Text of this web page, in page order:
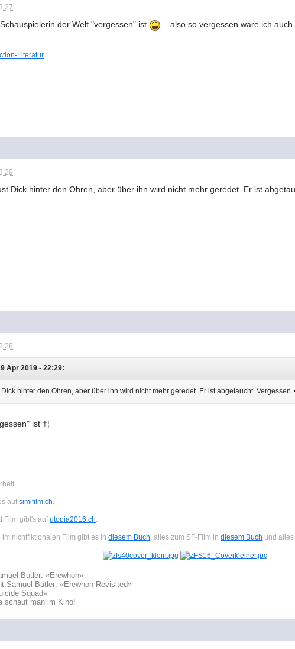
der Welt "vergessen" ist ... also so vergessen wäre ich auch
Literatur
Dick hinter den Ohren, aber über ihn wird nicht mehr geredet. Er ist
Apr 2019 - 22:29:
hinter den Ohren, aber über ihn wird nicht mehr geredet. Er ist abgetaucht. Vergessen.
ist †¦
aufsimifilm.ch
Film gibt's aufutopia2016.ch
im nichtfiktionalen Film gibt es indiesem Buch , alles zum SF-Film indiesem Buch und
Butler: «Erewhon»
Samuel Butler: «Erewhon Revisited»
Squad»
schaut man im Kino!